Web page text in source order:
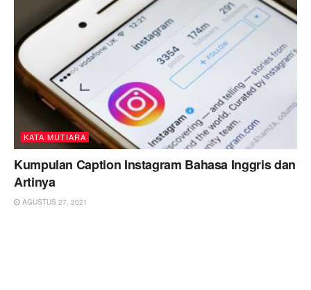
KATA MUTIARA
Kumpulan Caption Instagram Bahasa Inggris dan
Artinya
AGUSTUS 27, 2021